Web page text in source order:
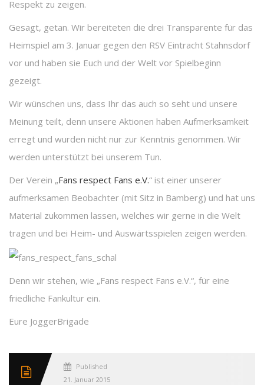
Respekt zu zeigen.
Gesagt, getan. Wir bereiteten die drei Transparente für das
Heimspiel am 3. Januar gegen den RSV Eintracht Stahnsdorf
vor und haben sie Euch und der Welt vor Spielbeginn
gezeigt.
Wir wünschen uns, dass Ihr das auch so seht und unsere
Meinung teilt, denn unsere Aktionen haben Aufmerksamkeit
erregt und wurden nicht nur zur Kenntnis genommen. Wir
werden unterstützt bei unserem Tun.
Der Verein „Fans respect Fans e.V.“ ist einer unserer
aufmerksamen Beobachter (mit Sitz in Bamberg) und hat uns
Material zukommen lassen, welches wir gerne in die Welt
tragen und bei Heim- und Auswärtsspielen zeigen werden.
Denn wir stehen, wie „Fans respect Fans e.V.“, für eine
friedliche Fankultur ein.
Eure JoggerBrigade
Published
21. Januar 2015